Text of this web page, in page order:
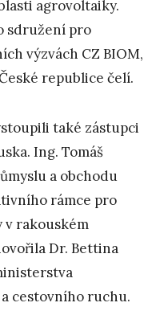
agrovoltaiky.
sdružení pro
výzvách CZ BIOM,
republice čelí.
také zástupci
Ing. Tomáš
a obchodu
rámce pro
v rakouském
Dr. Bettina
cestovního ruchu.